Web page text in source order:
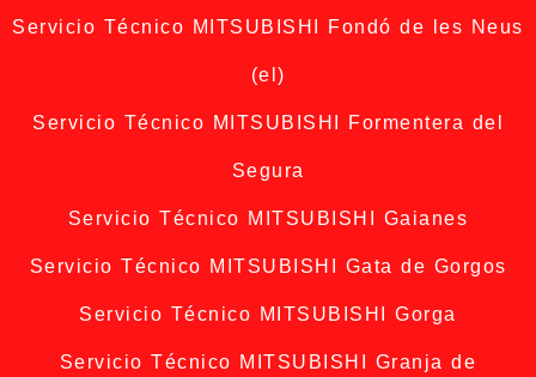
Servicio Técnico MITSUBISHI Fondó de les Neus
(el)
Servicio Técnico MITSUBISHI Formentera del
Segura
Servicio Técnico MITSUBISHI Gaianes
Servicio Técnico MITSUBISHI Gata de Gorgos
Servicio Técnico MITSUBISHI Gorga
Servicio Técnico MITSUBISHI Granja de